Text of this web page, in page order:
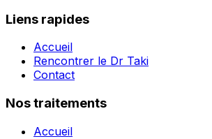
Liens rapides
Accueil
Rencontrer le Dr Taki
Contact
Nos traitements
Accueil